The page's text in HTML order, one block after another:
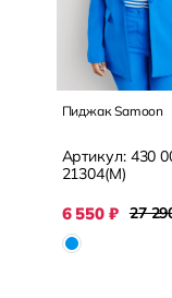
Пиджак Samoon
Артикул: 430
21304(М)
6 550 ₽ 27